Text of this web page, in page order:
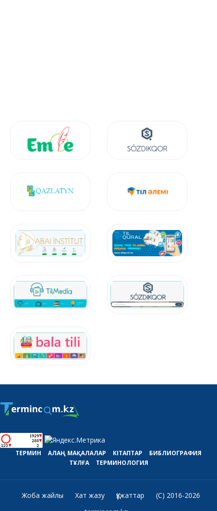
ТЕРМИН АЛАҢ МАҚАЛАЛАР КІТАПТАР
БИБЛИОГРАФИЯ
ТҰЛҒА
ТЕРМИНОЛОГИЯ
Жоба жайлы Хат жазу Құжаттар
(C) 2016-2026